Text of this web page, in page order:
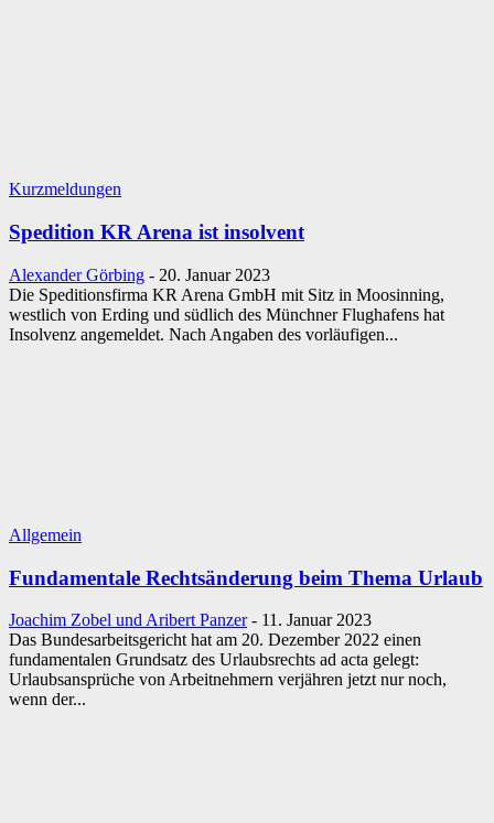
Kurzmeldungen
Spedition KR Arena ist insolvent
Alexander Görbing - 20. Januar 2023
Die Speditionsfirma KR Arena GmbH mit Sitz in Moosinning,
westlich von Erding und südlich des Münchner Flughafens hat
Insolvenz angemeldet. Nach Angaben des vorläufigen...
Allgemein
Fundamentale Rechtsänderung beim Thema Urlaub
Joachim Zobel und Aribert Panzer - 11. Januar 2023
Das Bundesarbeitsgericht hat am 20. Dezember 2022 einen
fundamentalen Grundsatz des Urlaubsrechts ad acta gelegt:
Urlaubsansprüche von Arbeitnehmern verjähren jetzt nur noch,
wenn der...